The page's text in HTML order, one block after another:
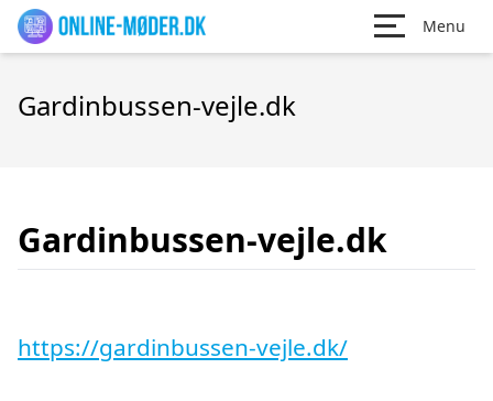
Menu
Gardinbussen-vejle.dk
Gardinbussen-vejle.dk
https://gardinbussen-vejle.dk/